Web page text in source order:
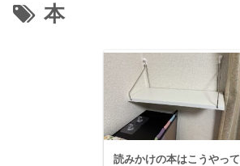
本
読みかけの本はこうやって